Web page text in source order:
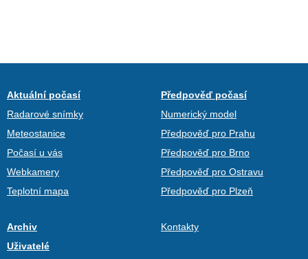
Aktuální počasí
Radarové snímky
Meteostanice
Počasí u vás
Webkamery
Teplotní mapa
Předpověď počasí
Numerický model
Předpověď pro Prahu
Předpověď pro Brno
Předpověď pro Ostravu
Předpověď pro Plzeň
Archiv
Uživatelé
Kontakty